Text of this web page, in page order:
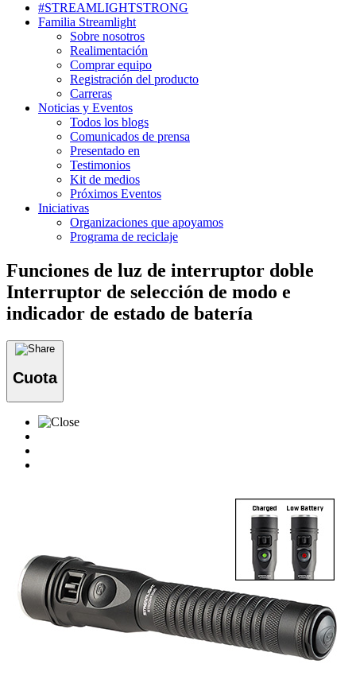
#STREAMLIGHTSTRONG
Familia Streamlight
Sobre nosotros
Realimentación
Comprar equipo
Registración del producto
Carreras
Noticias y Eventos
Todos los blogs
Comunicados de prensa
Presentado en
Testimonios
Kit de medios
Próximos Eventos
Iniciativas
Organizaciones que apoyamos
Programa de reciclaje
Funciones de luz de interruptor doble
Interruptor de selección de modo e
indicador de estado de batería
Cuota